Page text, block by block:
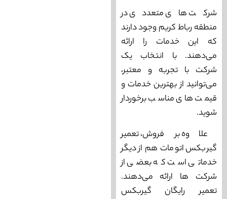
شرکت ‌های متعددی در
منطقه رباط کریم وجود دارند
که این خدمات را ارائه
می‌‌دهند. با انتخاب یک
شرکت با تجربه و معتبر،
می‌‌توانید از بهترین خدمات و
قیمت ‌های مناسب برخوردار
شوید.
علاوه بر فروش، تعمیر
گیربکس اتومات هم از دیگر
خدماتی است که بعضی از
شرکت‌ ها ارائه می‌‌دهند.
تعمیر رایگان گیربکس